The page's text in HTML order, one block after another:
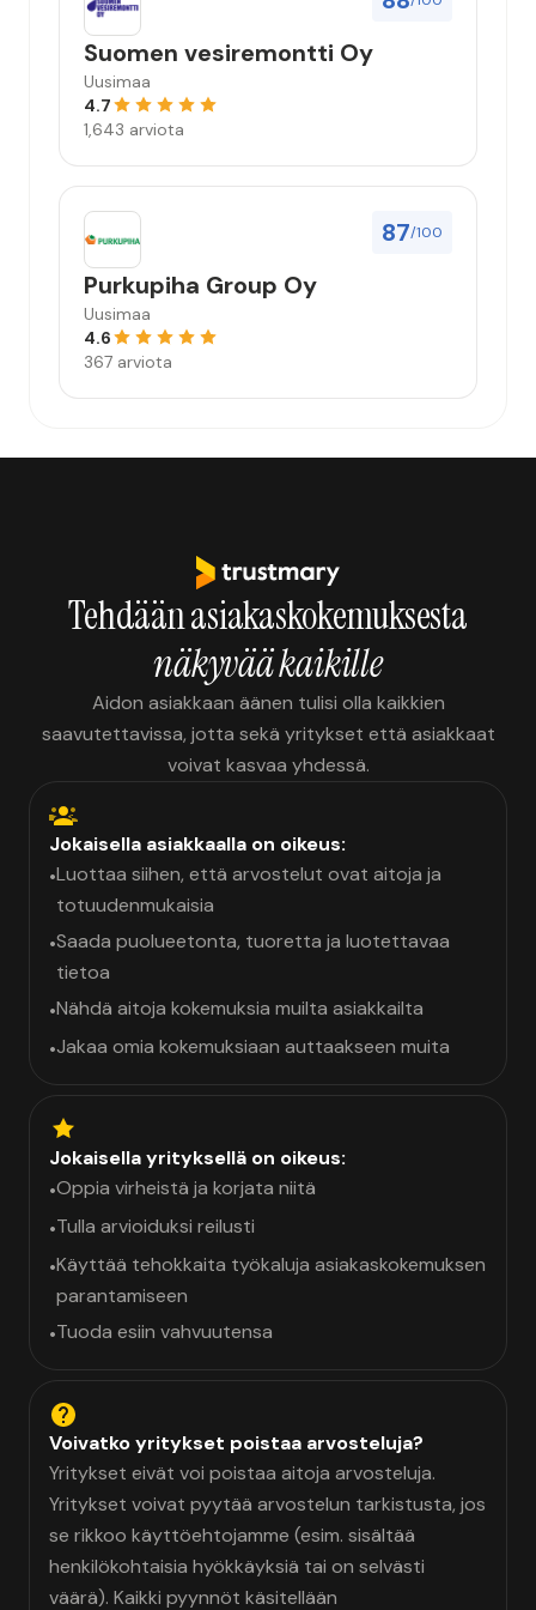
Suomen vesiremontti Oy
Uusimaa
4.7
1,643 arviota
87/100
Purkupiha Group Oy
Uusimaa
4.6
367 arviota
Tehdään asiakaskokemuksesta
näkyvää kaikille
Aidon asiakkaan äänen tulisi olla kaikkien
saavutettavissa, jotta sekä yritykset että asiakkaat
voivat kasvaa yhdessä.
Jokaisella asiakkaalla on oikeus:
•Luottaa siihen, että arvostelut ovat aitoja ja
totuudenmukaisia
•Saada puolueetonta, tuoretta ja luotettavaa
tietoa
•Nähdä aitoja kokemuksia muilta asiakkailta
•Jakaa omia kokemuksiaan auttaakseen muita
Jokaisella yrityksellä on oikeus:
•Oppia virheistä ja korjata niitä
•Tulla arvioiduksi reilusti
•Käyttää tehokkaita työkaluja asiakaskokemuksen
parantamiseen
•Tuoda esiin vahvuutensa
Voivatko yritykset poistaa arvosteluja?
Yritykset eivät voi poistaa aitoja arvosteluja.
Yritykset voivat pyytää arvostelun tarkistusta, jos
se rikkoo käyttöehtojamme (esim. sisältää
henkilökohtaisia hyökkäyksiä tai on selvästi
väärä). Kaikki pyynnöt käsitellään